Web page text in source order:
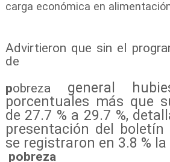
carga económica en
Advirtieron que sin el
de
pobreza general
porcentuales más que
de 27.7 % a 29.7 %,
presentación del
se registraron en 3.8 % la
pobreza